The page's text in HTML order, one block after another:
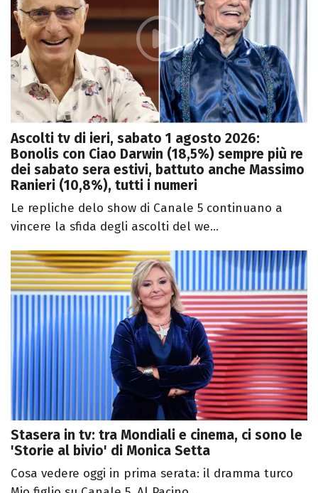
Ascolti tv di ieri, sabato 1 agosto 2026:
Bonolis con Ciao Darwin (18,5%) sempre più re
dei sabato sera estivi, battuto anche Massimo
Ranieri (10,8%), tutti i numeri
Le repliche delo show di Canale 5 continuano a
vincere la sfida degli ascolti del we...
Stasera in tv: tra Mondiali e cinema, ci sono le
'Storie al bivio' di Monica Setta
Cosa vedere oggi in prima serata: il dramma turco